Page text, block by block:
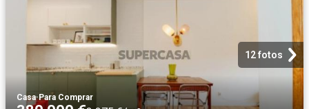
12 fotos
Casa·Para Comprar